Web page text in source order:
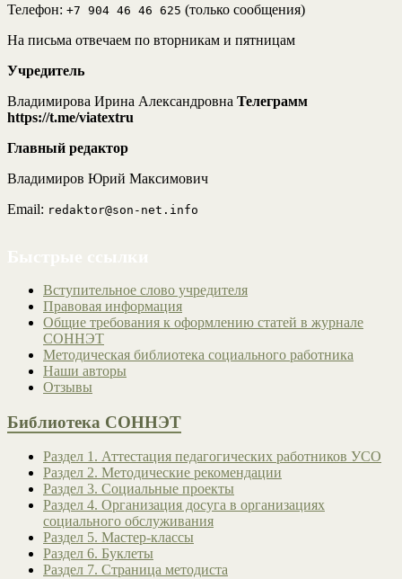
Телефон: +7 904 46 46 625 (только сообщения)
На письма отвечаем по вторникам и пятницам
Учредитель
Владимирова Ирина Александровна Телеграмм
https://t.me/viatextru
Главный редактор
Владимиров Юрий Максимович
Email: redaktor@son-net.info
Вступительное слово учредителя
Правовая информация
Общие требования к оформлению статей в журнале
СОННЭТ
Методическая библиотека социального работника
Наши авторы
Отзывы
Библиотека СОННЭТ
Раздел 1. Аттестация педагогических работников УСО
Раздел 2. Методические рекомендации
Раздел 3. Социальные проекты
Раздел 4. Организация досуга в организациях
социального обслуживания
Раздел 5. Мастер-классы
Раздел 6. Буклеты
Раздел 7. Страница методиста